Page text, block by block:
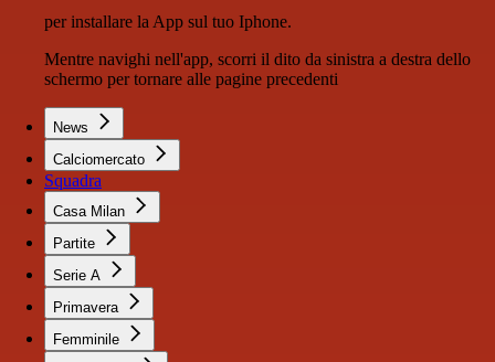
per installare la App sul tuo Iphone.
Mentre navighi nell'app, scorri il dito da sinistra a destra dello
schermo per tornare alle pagine precedenti
News
Calciomercato
Squadra
Casa Milan
Partite
Serie A
Primavera
Femminile